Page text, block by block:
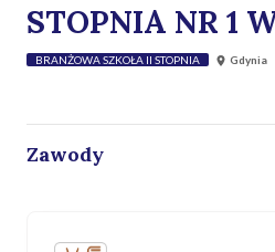
STOPNIA NR 1
BRANŻOWA SZKOŁA II STOPNIA Gdynia
Zawody